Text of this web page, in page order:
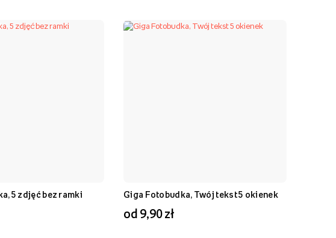
5 zdjęć bez ramki Giga Fotobudka, Twój tekst 5 okienek
od 9,90 zł